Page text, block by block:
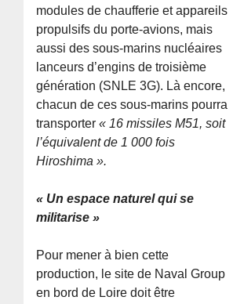
modules de chaufferie et appareils
propulsifs du porte-avions, mais
aussi des sous-marins nucléaires
lanceurs d’engins de troisième
génération (SNLE 3G). Là encore,
chacun de ces sous-marins pourra
transporter« 16 missiles M51, soit
l’équivalent de 1 000 fois
Hiroshima ».
« Un espace naturel qui se
militarise »
Pour mener à bien cette
production, le site de Naval Group
en bord de Loire doit être